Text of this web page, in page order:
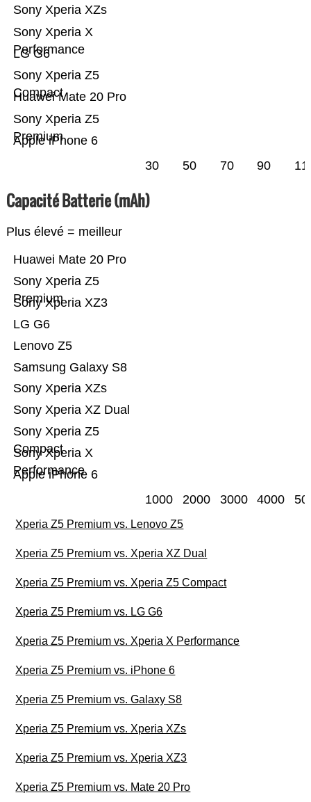
Apple iPhone 6
Sony Xperia Z5
Premium
Huawei Mate 20 Pro
Sony Xperia Z5
Compact
LG G6
Sony Xperia X
Performance
Sony Xperia XZs
30 50 70 90
Capacité Batterie (mAh)
Plus élevé = meilleur
Apple iPhone 6
Sony Xperia X
Performance
Sony Xperia Z5
Compact
Sony Xperia XZ Dual
Sony Xperia XZs
Samsung Galaxy S8
Lenovo Z5
LG G6
Sony Xperia XZ3
Sony Xperia Z5
Premium
Huawei Mate 20 Pro
1000 2000 3000 4000
Xperia Z5 Premium vs. Lenovo Z5
Xperia Z5 Premium vs. Xperia XZ Dual
Xperia Z5 Premium vs. Xperia Z5 Compact
Xperia Z5 Premium vs. LG G6
Xperia Z5 Premium vs. Xperia X Performance
Xperia Z5 Premium vs. iPhone 6
Xperia Z5 Premium vs. Galaxy S8
Xperia Z5 Premium vs. Xperia XZs
Xperia Z5 Premium vs. Xperia XZ3
Xperia Z5 Premium vs. Mate 20 Pro